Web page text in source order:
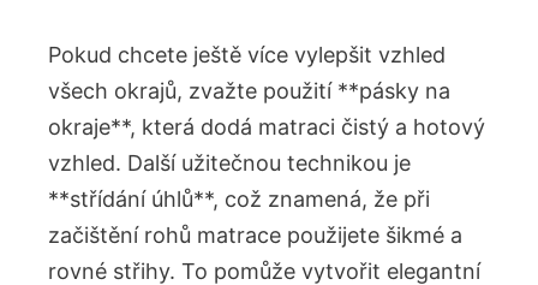
Pokud chcete ještě více vylepšit vzhled
všech okrajů, zvažte použití **pásky na
okraje**, která dodá matraci čistý a hotový
vzhled. Další užitečnou technikou je
**střídání úhlů**, což znamená, že při
začištění rohů matrace použijete šikmé a
rovné střihy. To pomůže vytvořit elegantní